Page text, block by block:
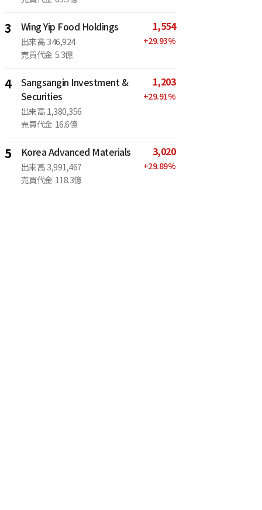
3 Wing Yip Food Holdings
出来高 346,924
売買代金 5.3億
1,554
+29.93%
4
Sangsangin Investment &
Securities
出来高 1,380,356
売買代金 16.6億
1,203
+29.91%
5 Korea Advanced Materials
出来高 3,991,467
売買代金 118.3億
3,020
+29.89%